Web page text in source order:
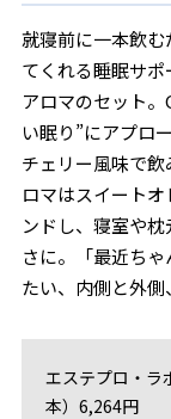
就寝前に一本飲
てくれる睡眠サ
アロマのセット
い眠り”にアプロ
チェリー風味で
ロマはスイート
ンドし、寝室や
さに。「最近ち
たい、内側と外側
エステプロ・
本）6,264円